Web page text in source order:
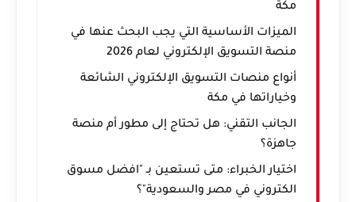
مكة
الميزات الأساسية التي يجب البحث عنها في
منصة التسويق الإلكتروني لعام 2026
أنواع منصات التسويق الإلكتروني الشائعة
وخياراتها في مكة
الجانب التقني: هل تحتاج إلى مطور أم منصة
جاهزة؟
اختيار الخبراء: متى تستعين بـ "افضل مسوق
الكتروني في مصر والسعودية"؟